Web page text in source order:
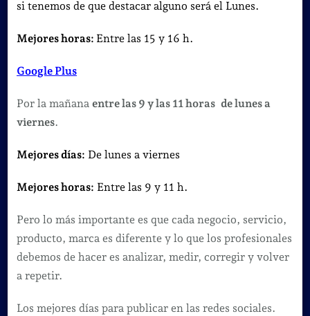
si tenemos de que destacar alguno será el Lunes.
Mejores horas: Entre las 15 y 16 h.
Google Plus
Por la mañana entre las 9 y las 11 horas de lunes a
viernes.
Mejores días: De lunes a viernes
Mejores horas: Entre las 9 y 11 h.
Pero lo más importante es que cada negocio, servicio,
producto, marca es diferente y lo que los profesionales
debemos de hacer es analizar, medir, corregir y volver
a repetir.
Los mejores días para publicar en las redes sociales.